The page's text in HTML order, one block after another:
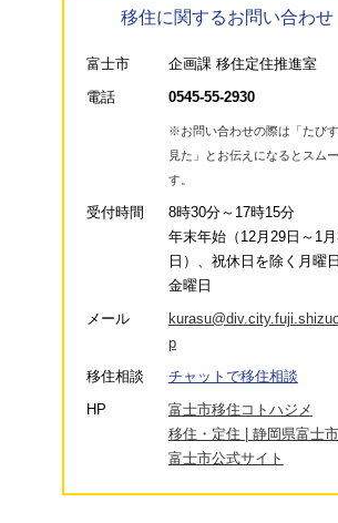
移住に関するお問い合わせ
富士市
企画課 移住定住推進室
電話
0545-55-2930
※お問い合わせの際は「たび
見た」とお伝えになるとスム
す。
受付時間
8時30分～17時15分
年末年始（12月29日～1
日）、祝休日を除く月曜
金曜日
メール
p
移住相談
チャットで移住相談
HP
富士市移住コトハジメ
移住・定住 | 静岡県富士市
富士市公式サイト